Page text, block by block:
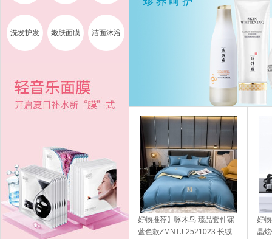
洗发护发 嫩肤面膜 洁面沐浴
好物推荐】啄木鸟 臻品套件寐-
蓝色款ZMNTJ-2521023 长绒
好
晶